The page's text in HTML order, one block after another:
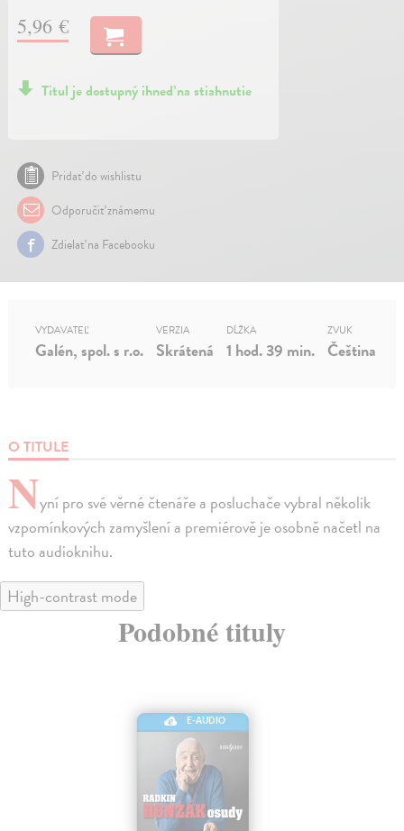
5,96 €
Titul je dostupný ihneď na stiahnutie
Pridať do wishlistu
Odporučiť známemu
Zdielať na Facebooku
O TITULE
Nyní pro své věrné čtenáře a posluchače vybral několik
vzpomínkových zamyšlení a premiérově je osobně načetl na
tuto audioknihu.
VYDAVATEĽ
Galén, spol. s r.o.
VERZIA
Skrátená
DĹŽKA
1 hod. 39 min.
ZVUK
Čeština
High-contrast mode
Podobné tituly
E-AUDIO